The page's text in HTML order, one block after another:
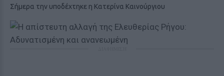
Σήμερα την υποδέχτηκε η Κατερίνα Καινούργιου